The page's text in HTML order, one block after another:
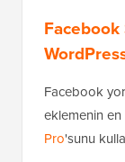
Facebook
Facebook
eklemenin
Pro'sunu